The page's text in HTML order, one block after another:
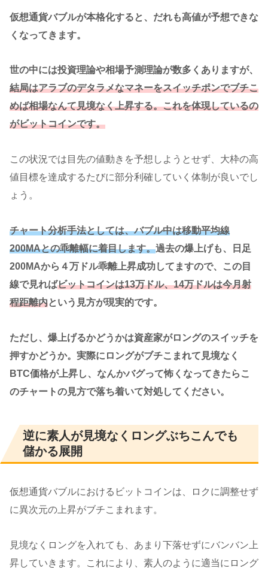
仮想通貨バブルが本格化すると、だれも高値が予想できな
くなってきます。
世の中には投資理論や相場予測理論が数多くありますが、
結局はアラブのデタラメなマネーをスイッチポンでブチこ
めば相場なんて見境なく上昇する。これを体現しているの
がビットコインです。
この状況では目先の値動きを予想しようとせず、大枠の高
値目標を達成するたびに部分利確していく体制が良いでし
ょう。
チャート分析手法としては、バブル中は移動平均線
200MAとの乖離幅に着目します。過去の爆上げも、日足
200MAから４万ドル乖離上昇成功してますので、この目
線で見ればビットコインは13万ドル、14万ドルは今月射
程距離内という見方が現実的です。
ただし、爆上げるかどうかは資産家がロングのスイッチを
押すかどうか。実際にロングがブチこまれて見境なく
BTC価格が上昇し、なんかバグって怖くなってきたらこ
のチャートの見方で落ち着いて対処してください。
逆に素人が見境なくロングぶちこんでも
儲かる展開
仮想通貨バブルにおけるビットコインは、ロクに調整せず
に異次元の上昇がブチこまれます。
見境なくロングを入れても、あまり下落せずにバンバン上
昇していきます。これにより、素人のように適当にロング